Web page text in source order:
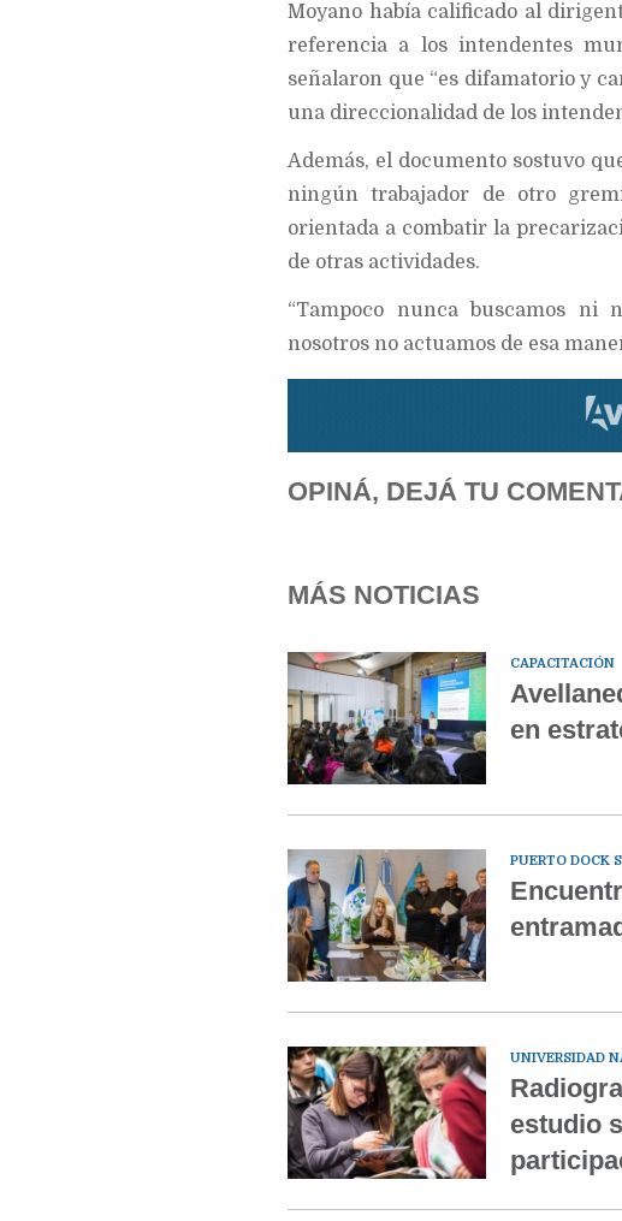
Moyano había calificado al
referencia a los intendentes
señalaron que “es difamatorio y
una direccionalidad de los
Además, el documento sostuvo
ningún trabajador de otro
orientada a combatir la
de otras actividades.
“Tampoco nunca buscamos ni
nosotros no actuamos de esa
OPINÁ, DEJÁ TU
MÁS NOTICIAS
CAPACITACIÓN
en
PUERTO DOCK
UNIVERSIDAD
estudio